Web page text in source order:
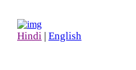
Hindi | English